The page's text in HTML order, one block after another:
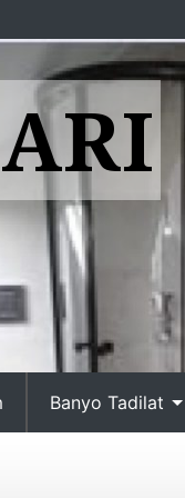
Banyo Tadilat